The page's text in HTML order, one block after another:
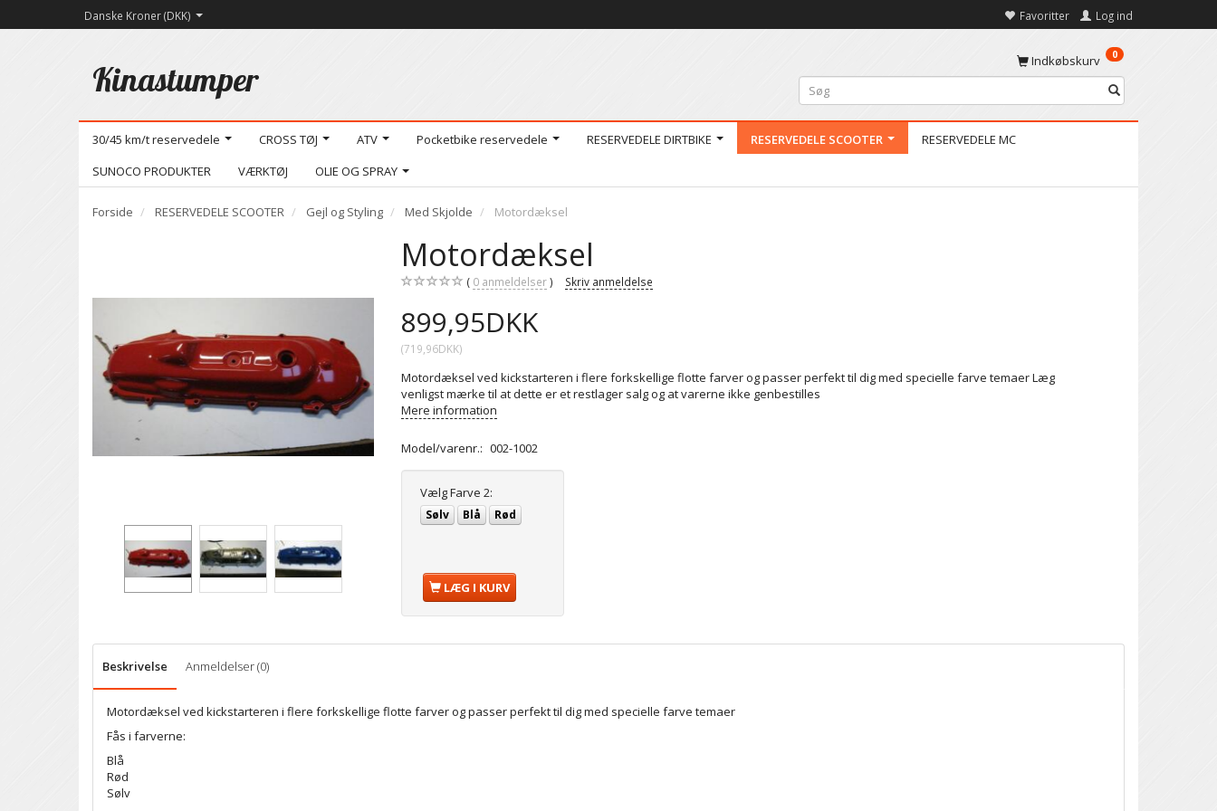
Danske Kroner (DKK) Favoritter Log ind
Kinastumper Indkøbskurv 0
30/45 km/t reservedele CROSS TØJ ATV Pocketbike reservedele RESERVEDELE DIRTBIKE RESERVEDELE SCOOTER
RESERVEDELE MC
SUNOCO PRODUKTER
VÆRKTØJ OLIE OG SPRAY
Forside RESERVEDELE SCOOTER Gejl og Styling Med Skjolde Motordæksel
Motordæksel
0 anmeldelser Skriv anmeldelse
899,95DKK
(719,96DKK)
Motordæksel ved kickstarteren i flere forkskellige flotte farver og passer perfekt til dig med specielle farve temaer Læg
venligst mærke til at dette er et restlager salg og at varerne ikke genbestilles
Mere information
Model/varenr.: 002-1002
VælgFarve 2:
Sølv Blå Rød
LÆG I KURV
Beskrivelse Anmeldelser (0)
Motordæksel ved kickstarteren i flere forkskellige flotte farver og passer perfekt til dig med specielle farve temaer
Fås i farverne:
Blå
Rød
Sølv